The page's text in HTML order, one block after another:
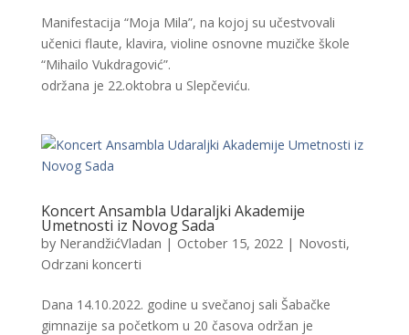
Manifestacija “Moja Mila”, na kojoj su učestvovali
učenici flaute, klavira, violine osnovne muzičke škole
“Mihailo Vukdragović”.
održana je 22.oktobra u Slepčeviću.
Koncert Ansambla Udaraljki Akademije
Umetnosti iz Novog Sada
by NerandžićVladan | October 15, 2022| Novosti,
Odrzani koncerti
Dana 14.10.2022. godine u svečanoj sali Šabačke
gimnazije sa početkom u 20 časova održan je